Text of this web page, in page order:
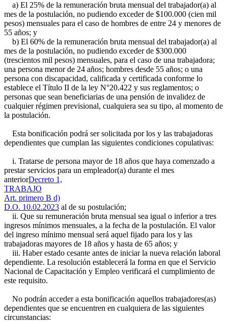
a) El 25% de la remuneración bruta mensual del trabajador(a) al
mes de la postulación, no pudiendo exceder de $100.000 (cien mil
pesos) mensuales para el caso de hombres de entre 24 y menores de
55 años; y
b) El 60% de la remuneración bruta mensual del trabajador(a) al
mes de la postulación, no pudiendo exceder de $300.000
(trescientos mil pesos) mensuales, para el caso de una trabajadora;
una persona menor de 24 años; hombres desde 55 años; o una
persona con discapacidad, calificada y certificada conforme lo
establece el Título II de la ley N°20.422 y sus reglamentos; o
personas que sean beneficiarias de una pensión de invalidez de
cualquier régimen previsional, cualquiera sea su tipo, al momento de
la postulación.
Esta bonificación podrá ser solicitada por los y las trabajadoras
dependientes que cumplan las siguientes condiciones copulativas:
i. Tratarse de persona mayor de 18 años que haya comenzado a
prestar servicios para un empleador(a) durante el mes
anteriorDecreto 1,
TRABAJO
Art. primero B d)
D.O. 10.02.2023 al de su postulación;
ii. Que su remuneración bruta mensual sea igual o inferior a tres
ingresos mínimos mensuales, a la fecha de la postulación. El valor
del ingreso mínimo mensual será aquel fijado para los y las
trabajadoras mayores de 18 años y hasta de 65 años; y
iii. Haber estado cesante antes de iniciar la nueva relación laboral
dependiente. La resolución establecerá la forma en que el Servicio
Nacional de Capacitación y Empleo verificará el cumplimiento de
este requisito.
No podrán acceder a esta bonificación aquellos trabajadores(as)
dependientes que se encuentren en cualquiera de las siguientes
circunstancias: